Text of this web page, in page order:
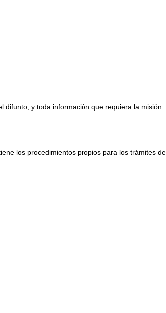
difunto, y toda información que requiera la misión
los procedimientos propios para los trámites de